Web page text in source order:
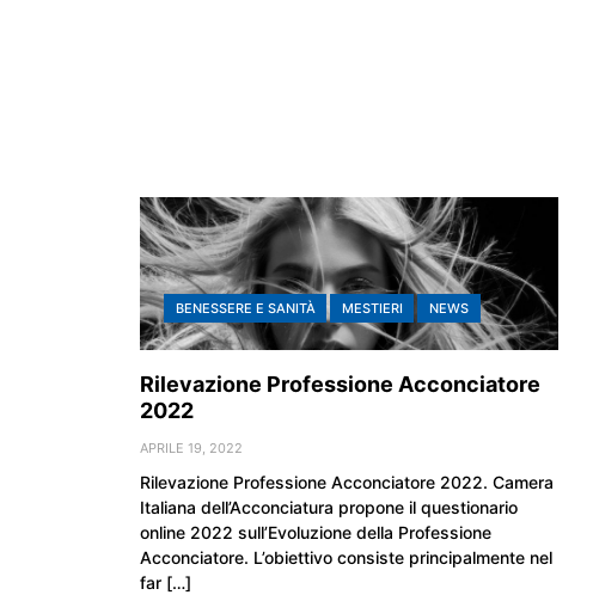
BENESSERE E SANITÀ MESTIERI NEWS
Rilevazione Professione Acconciatore
2022
APRILE 19, 2022
Rilevazione Professione Acconciatore 2022. Camera
Italiana dell’Acconciatura propone il questionario
online 2022 sull’Evoluzione della Professione
Acconciatore. L’obiettivo consiste principalmente nel
far […]